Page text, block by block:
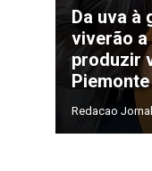
Da uva à
viverão a
produzir
Piemonte
Redacao